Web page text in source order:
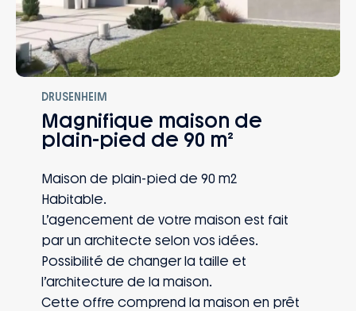
DRUSENHEIM
Magnifique maison de
plain-pied de 90 m²
Maison de plain-pied de 90 m2
Habitable.
L’agencement de votre maison est fait
par un architecte selon vos idées.
Possibilité de changer la taille et
l’architecture de la maison.
Cette offre comprend la maison en prêt